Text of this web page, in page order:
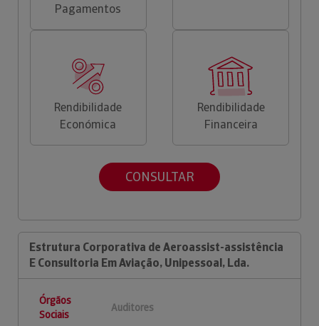
Pagamentos
Rendibilidade
Económica
Rendibilidade
Financeira
CONSULTAR
Estrutura Corporativa de Aeroassist-assistência
E Consultoria Em Aviação, Unipessoal, Lda.
Órgãos
Sociais
Auditores